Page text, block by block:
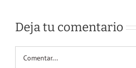
Deja tu comentario